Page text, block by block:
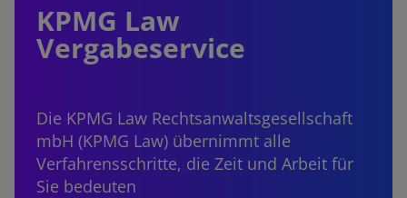
KPMG Law
Vergabeservice
Die KPMG Law Rechtsanwaltsgesellschaft
mbH (KPMG Law) übernimmt alle
Verfahrensschritte, die Zeit und Arbeit für
Sie bedeuten